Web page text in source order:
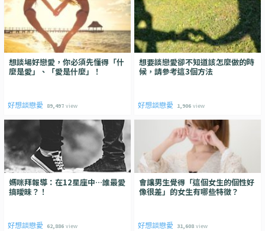
想談場好戀愛，你必須先懂得「什
麼是愛」、「愛是什麼」！
好想談戀愛 89,497 view
想要談戀愛卻不知道該怎麼做的時
候，請參考這3個方法
好想談戀愛 1,906 view
媽咪拜報導：在12星座中…誰最愛
搞曖昧？！
好想談戀愛 62,886 view
會讓男生覺得「這個女生的個性好
像很差」的女生有哪些特徵？
好想談戀愛 31,608 view